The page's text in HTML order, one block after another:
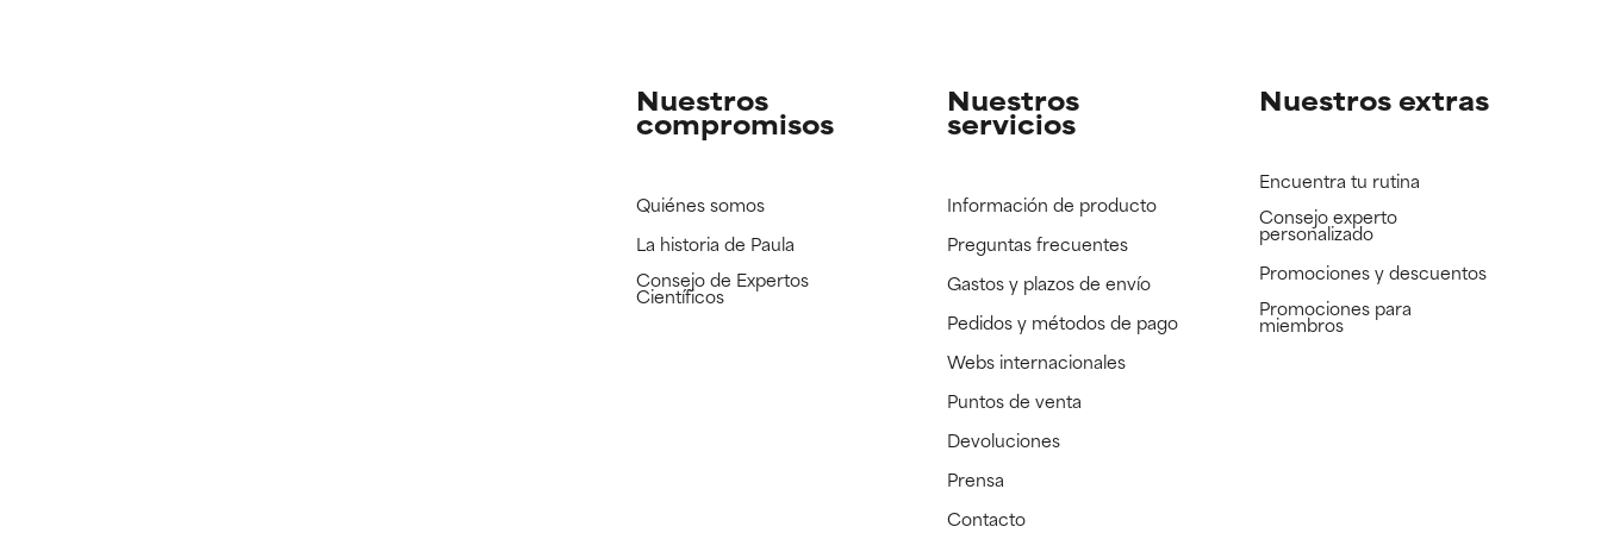
Nuestros
compromisos
Quiénes somos
La historia de Paula
Consejo de Expertos
Científicos
Nuestros
servicios
Información de producto
Preguntas frecuentes
Gastos y plazos de envío
Pedidos y métodos de pago
Webs internacionales
Puntos de venta
Devoluciones
Prensa
Contacto
Nuestros extras
Encuentra tu rutina
Consejo experto
personalizado
Promociones y descuentos​
Promociones para
miembros